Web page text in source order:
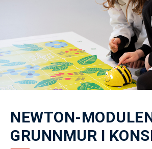
NEWTON-
GRUNNMUR I